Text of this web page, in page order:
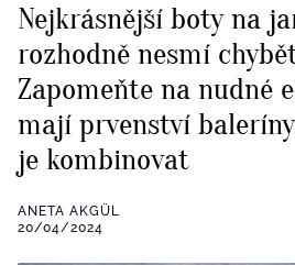
Všechny kategorie
Rozhovory
RETROHUBKY
PSYCHOLOGIE
Všechny kategorie
ZDRAVÍ
Všechny kategorie
ZÁBAVA
Nejkrásnější boty na
rozhodně nesmí
Zapomeňte na nudné
mají prvenství
je kombinovat
ANETA AKGÜL
20/04/2024